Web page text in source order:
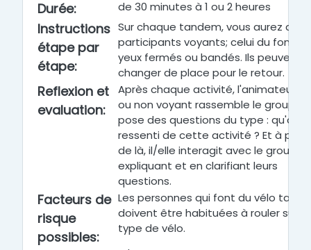
Durée: de 30 minutes à 1 ou 2 heures
Instructions
étape par
étape:
Sur chaque tandem, vous aurez deux
participants voyants; celui du fond a
yeux fermés ou bandés. Ils peuvent
changer de place pour le retour.
Reflexion et
evaluation:
Après chaque activité, l'animateur
ou non voyant rassemble le groupe
pose des questions du type : qu'a-t-
ressenti de cette activité ? Et à
de là, il/elle interagit avec le groupe
expliquant et en clarifiant leurs
questions.
Facteurs de
risque
possibles:
Les personnes qui font du vélo
doivent être habituées à rouler sur
type de vélo.